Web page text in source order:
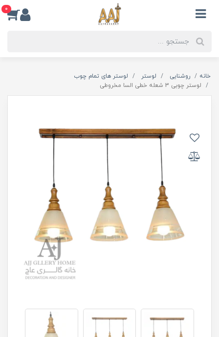
0
خانه روشنایی لوستر
لوستر های تمام چوب
لوستر چوبی 3 شعله خطی السا مخروطی